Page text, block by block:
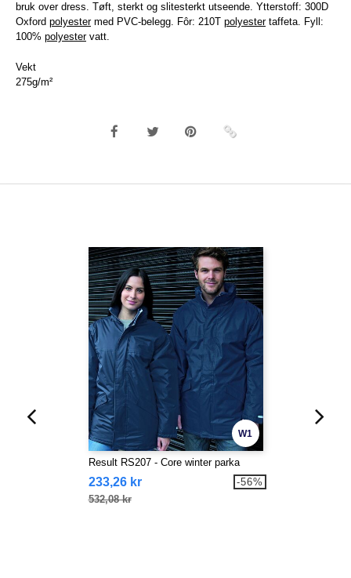
bruk over dress. Tøft, sterkt og slitesterkt utseende. Ytterstoff: 300D
Oxford polyestermed PVC-belegg. Fôr: 210T polyestertaffeta. Fyll:
100% polyestervatt.
Vekt
275g/m²
W1
Result RS207 - Core winter parka
233,26 kr
532,08 kr
-56%